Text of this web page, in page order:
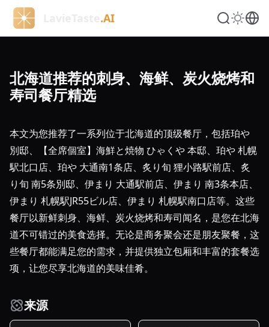
.AI
北海道推荐的刺身、海鲜、炭火烧烤和
寿司餐厅精选
本文为您推荐了一系列位于北海道的顶级餐厅，包括珀や
別邸、【全席個室】海鮮と焼物 ひゃくや 本邸、珀や 札幌
駅北口店、珀や 大通南1条店、炙り旬 狸小路駅前店、炙
り旬 南5条別邸、伊まり 大通駅前店、伊まり 南3条本店、
伊まり 札幌駅JR55ビル店、伊まり 札幌駅南口店等。这些
餐厅以新鲜刺身、海鲜、炭火烧烤和寿司闻名，是您在北海
道不可错过的美食选择。无论是商务聚会还是朋友聚餐，这
些餐厅都能满足您的需求，并提供独立包厢和丰富的套餐选
项，让您尽享北海道的美味佳肴。
来源